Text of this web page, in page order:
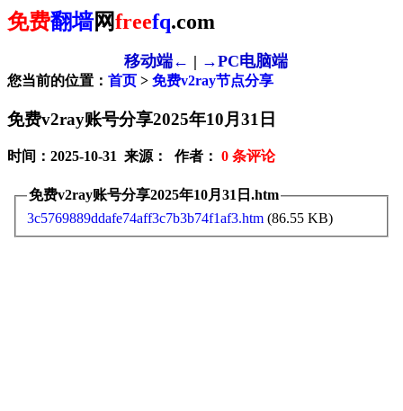
免费翻墙网freefq.com
移动端← | →PC电脑端
您当前的位置： 首页 > 免费v2ray节点分享
免费v2ray账号分享2025年10月31日
时间：2025-10-31 来源： 作者： 0 条评论
免费v2ray账号分享2025年10月31日.htm
3c5769889ddafe74aff3c7b3b74f1af3.htm (86.55 KB)